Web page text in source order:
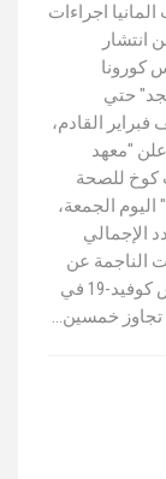
اجراءات
انتشار
كورونا
حتي
القادم،
"معهد
كوخ للصحة
اليوم الجمعة،
الإجمالي
الناجمة عن
فيروس كوفيد-19 في
تجاوز خمسين…